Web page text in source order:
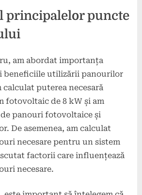
principalelor puncte
am abordat importanța
beneficiile utilizării panourilor
puterea necesară
fotovoltaic de 8 kW și am
panouri fotovoltaice și
De asemenea, am calculat
necesare pentru un sistem
factorii care influențează
necesare.